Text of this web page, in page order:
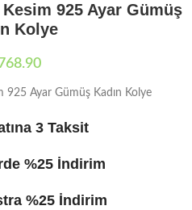
925 Ayar Gümüş
Kolye
925 Ayar Gümüş Kadın Kolye
3 Taksit
%25 İndirim
%25 İndirim